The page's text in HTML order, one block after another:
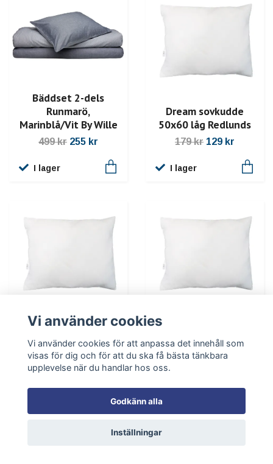
Bäddset 2-dels
Runmarö,
Marinblå/Vit By Wille
499 kr 255 kr
I lager
Dream sovkudde
50x60 låg Redlunds
179 kr 129 kr
I lager
Dream sovkudde
50x60 medium
Redlunds
169 kr 139 kr
Dream sovkudde
50x60 hög Redlunds
Vi använder cookies
Vi använder cookies för att anpassa det innehåll som
visas för dig och för att du ska få bästa tänkbara
upplevelse när du handlar hos oss.
Godkänn alla
Inställningar